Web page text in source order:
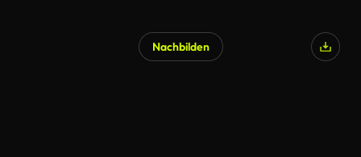
Nachbilden